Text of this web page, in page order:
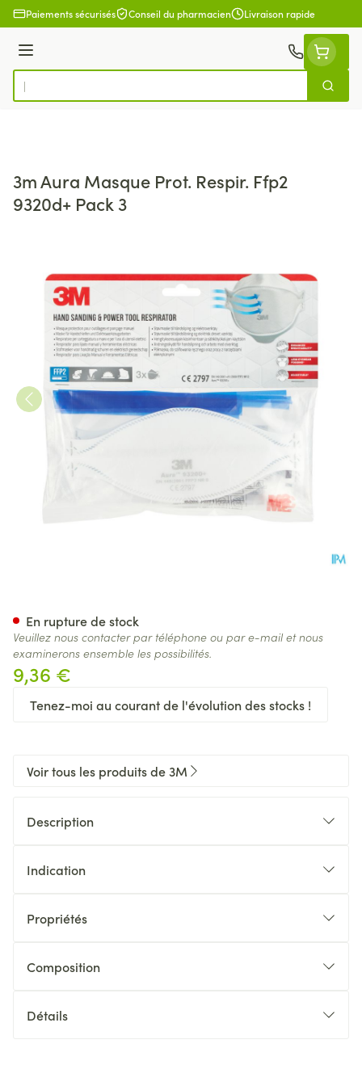
Aller au contenu
Paiements sécurisés Conseil du pharmacien Livraison rapide
Menu
Rechercher
3m Aura Masque Prot. Respir. Ffp2
9320d+ Pack 3
9,36 €
Tenez-moi au courant de l'évolution des stocks !
En rupture de stock
Veuillez nous contacter par téléphone ou par e-mail et nous
examinerons ensemble les possibilités.
Voir tous les produits de 3M
Description
Indication
Propriétés
Composition
Détails